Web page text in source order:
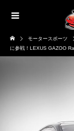
モータースポーツ
に参戦！LEXUS GAZOO